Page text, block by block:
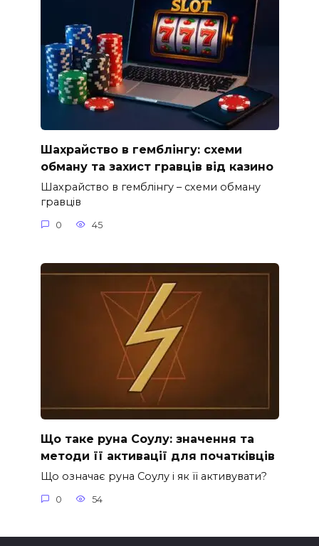
Шахрайство в гемблінгу: схеми
обману та захист гравців від казино
Шахрайство в гемблінгу – схеми обману
гравців
0 45
Що таке руна Соулу: значення та
методи її активації для початківців
Що означає руна Соулу і як її активувати?
0 54